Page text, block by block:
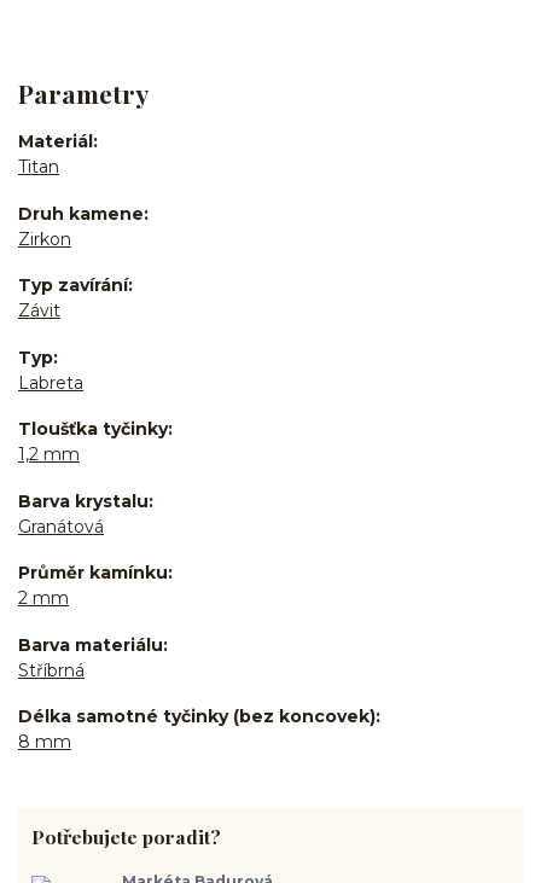
Parametry
Materiál
Titan
Druh kamene
Zirkon
Typ zavírání
Závit
Typ
Labreta
Tloušťka tyčinky
1,2 mm
Barva krystalu
Granátová
Průměr kamínku
2 mm
Barva materiálu
Stříbrná
Délka samotné tyčinky (bez koncovek)
8 mm
Potřebujete poradit?